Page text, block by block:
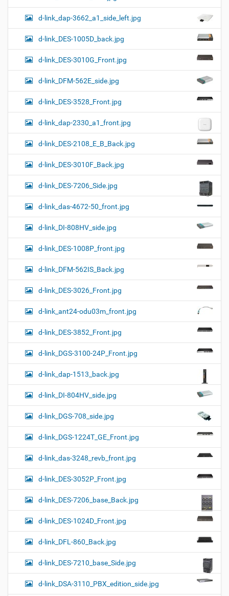
d-link_dap-3662_a1_side_left.jpg
d-link_DES-1005D_back.jpg
d-link_DES-3010G_Front.jpg
d-link_DFM-562E_side.jpg
d-link_DES-3528_Front.jpg
d-link_dap-2330_a1_front.jpg
d-link_DES-2108_E_B_Back.jpg
d-link_DES-3010F_Back.jpg
d-link_DES-7206_Side.jpg
d-link_das-4672-50_front.jpg
d-link_DI-808HV_side.jpg
d-link_DES-1008P_front.jpg
d-link_DFM-562IS_Back.jpg
d-link_DES-3026_Front.jpg
d-link_ant24-odu03m_front.jpg
d-link_DES-3852_Front.jpg
d-link_DGS-3100-24P_Front.jpg
d-link_dap-1513_back.jpg
d-link_DI-804HV_side.jpg
d-link_DGS-708_side.jpg
d-link_DGS-1224T_GE_Front.jpg
d-link_das-3248_revb_front.jpg
d-link_DES-3052P_Front.jpg
d-link_DES-7206_base_Back.jpg
d-link_DES-1024D_Front.jpg
d-link_DFL-860_Back.jpg
d-link_DES-7210_base_Side.jpg
d-link_DSA-3110_PBX_edition_side.jpg